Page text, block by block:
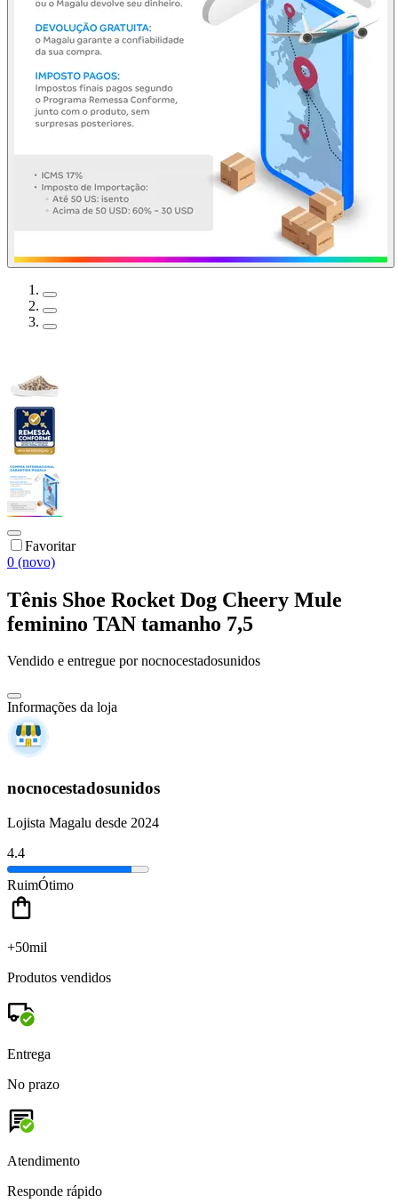
Favoritar
0 (novo)
Tênis Shoe Rocket Dog Cheery Mule
feminino TAN tamanho 7,5
Vendido e entregue por nocnocestadosunidos
Informações da loja
nocnocestadosunidos
Lojista Magalu desde 2024
4.4
RuimÓtimo
+50mil
Produtos vendidos
Entrega
No prazo
Atendimento
Responde rápido